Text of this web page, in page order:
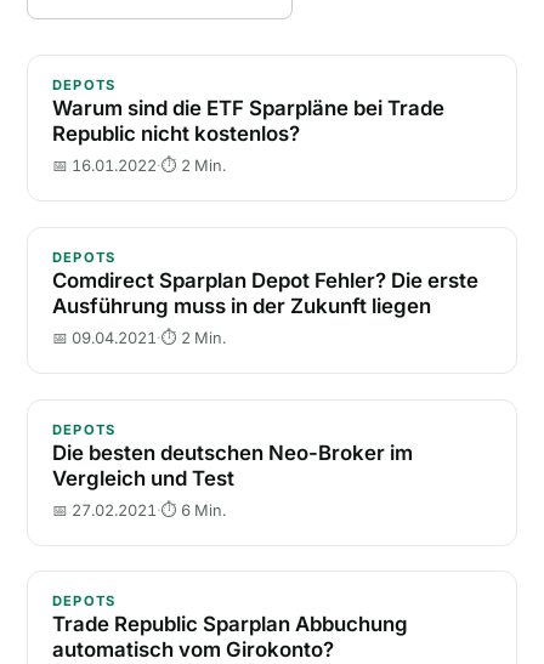
Warum sind die ETF Sparpläne bei Trade Republic
DEPOTS
Warum sind die ETF Sparpläne bei Trade
Republic nicht kostenlos?
📅 16.01.2022·⏱ 2 Min.
Comdirect Sparplan Depot Fehler? Die erste
DEPOTS
Comdirect Sparplan Depot Fehler? Die erste
Ausführung muss in der Zukunft liegen
📅 09.04.2021·⏱ 2 Min.
Die besten deutschen Neo-Broker im Vergleich und
DEPOTS
Die besten deutschen Neo-Broker im
Vergleich und Test
📅 27.02.2021·⏱ 6 Min.
Trade Republic Sparplan Abbuchung automatisch
DEPOTS
Trade Republic Sparplan Abbuchung
automatisch vom Girokonto?